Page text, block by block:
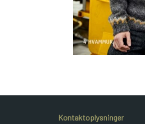
Kontaktoplysninger